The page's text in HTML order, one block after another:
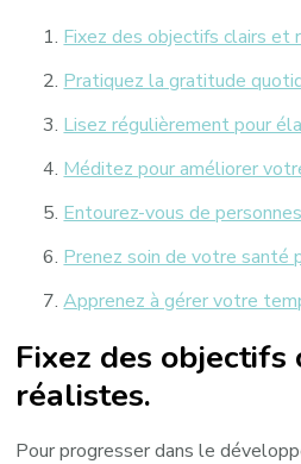
Fixez des objectifs clairs et
Pratiquez la gratitude
Lisez régulièrement pour
Méditez pour améliorer
Entourez-vous de
Prenez soin de votre santé
Apprenez à gérer votre
Fixez des
réalistes.
Pour progresser dans le